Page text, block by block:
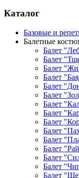
Каталог
Базовые и
Балетные
Балет
Балет
Балет
Балет
Балет
Балет
Балет
Балет
Балет
Балет
Балет
Балет
Балет
Балет
Балет